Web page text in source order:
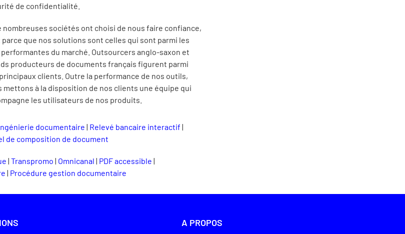
de confidentialité.
nombreuses sociétés ont choisi de nous faire confiance,
parce que nos solutions sont celles qui sont parmi les
du marché. Outsourcers anglo-saxon et
producteurs de documents français figurent parmi
clients. Outre la performance de nos outils,
mettons à la disposition de nos clients une équipe qui
les utilisateurs de nos produits.
documentaire | Relevé bancaire interactif |
de composition de document
| Transpromo | Omnicanal | PDF accessible |
| Procédure gestion documentaire
A PROPOS